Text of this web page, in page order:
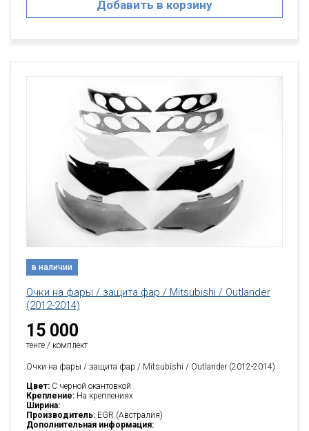
Добавить в корзину
в наличии
Очки на фары / защита фар / Mitsubishi / Outlander
(2012-2014)
15 000
тенге / комплект
Очки на фары / защита фар / Mitsubishi / Outlander (2012-2014)
Цвет: C черной окантовкой
Крепление: На креплениях
Ширина:
Производитель: EGR (Австралия)
Дополнительная информация: